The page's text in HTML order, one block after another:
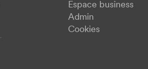
Espace business
Admin
Cookies